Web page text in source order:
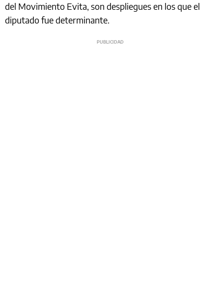
del Movimiento Evita, son despliegues en los que el
diputado fue determinante.